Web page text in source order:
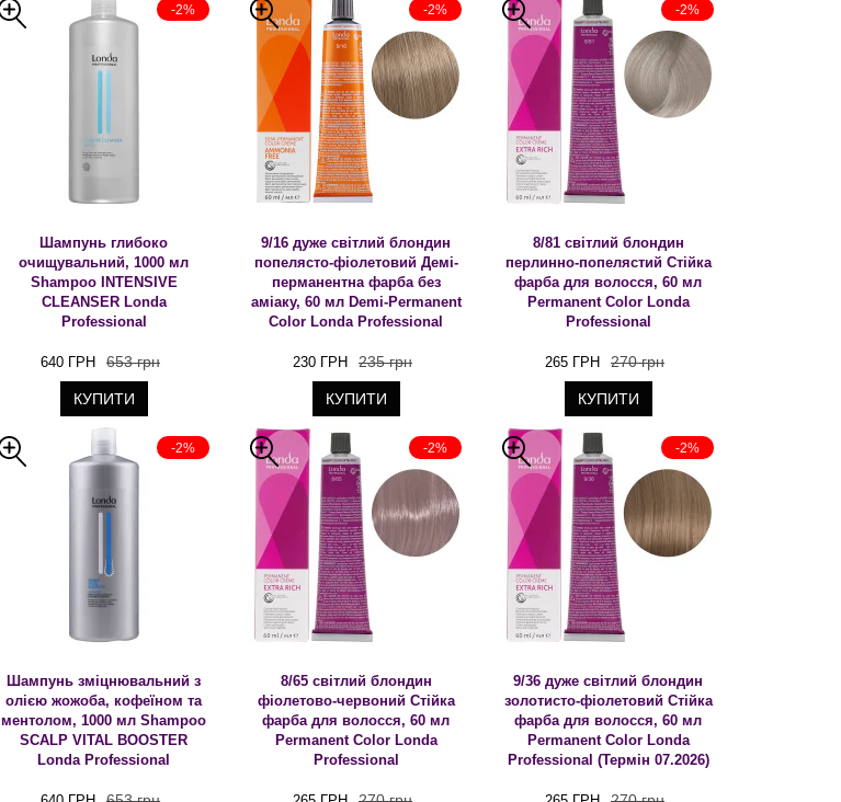
-2%
Шампунь глибоко
очищувальний, 1000 мл
Shampoo INTENSIVE
CLEANSER Londa
Professional
640 ГРН 653 грн
КУПИТИ
-2%
9/16 дуже світлий блондин
попелясто-фіолетовий Демі-
перманентна фарба без
аміаку, 60 мл Demi-Permanent
Color Londa Professional
230 ГРН 235 грн
КУПИТИ
-2%
8/81 світлий блондин
перлинно-попелястий Стійка
фарба для волосся, 60 мл
Permanent Color Londa
Professional
265 ГРН 270 грн
КУПИТИ
-2%
Шампунь зміцнювальний з
олією жожоба, кофеїном та
ментолом, 1000 мл Shampoo
SCALP VITAL BOOSTER
Londa Professional
-2%
8/65 світлий блондин
фіолетово-червоний Стійка
фарба для волосся, 60 мл
Permanent Color Londa
Professional
-2%
9/36 дуже світлий блондин
золотисто-фіолетовий Стійка
фарба для волосся, 60 мл
Permanent Color Londa
Professional (Термін 07.2026)